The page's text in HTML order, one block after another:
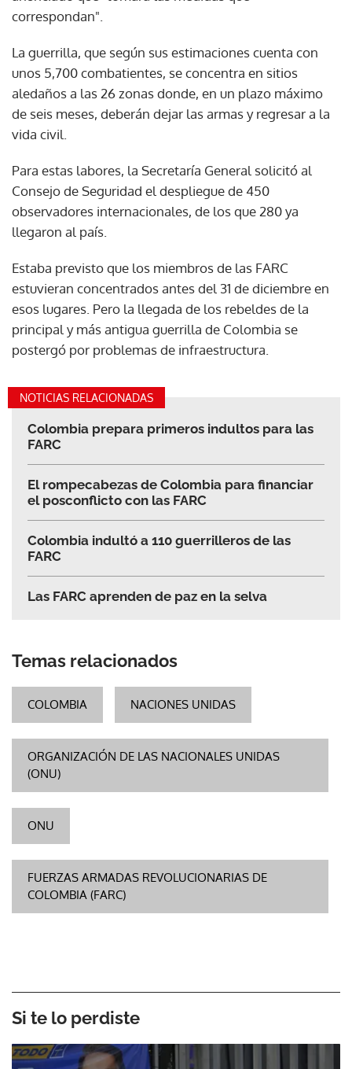
correspondan".
La guerrilla, que según sus estimaciones cuenta con
unos 5,700 combatientes, se concentra en sitios
aledaños a las 26 zonas donde, en un plazo máximo
de seis meses, deberán dejar las armas y regresar a la
vida civil.
Para estas labores, la Secretaría General solicitó al
Consejo de Seguridad el despliegue de 450
observadores internacionales, de los que 280 ya
llegaron al país.
Estaba previsto que los miembros de las FARC
estuvieran concentrados antes del 31 de diciembre en
esos lugares. Pero la llegada de los rebeldes de la
principal y más antigua guerrilla de Colombia se
postergó por problemas de infraestructura.
NOTICIAS RELACIONADAS
Colombia prepara primeros indultos para las
FARC
El rompecabezas de Colombia para financiar
el posconflicto con las FARC
Colombia indultó a 110 guerrilleros de las
FARC
Las FARC aprenden de paz en la selva
Temas relacionados
COLOMBIA NACIONES UNIDAS
ORGANIZACIÓN DE LAS NACIONALES UNIDAS
(ONU)
ONU
FUERZAS ARMADAS REVOLUCIONARIAS DE
COLOMBIA (FARC)
Si te lo perdiste